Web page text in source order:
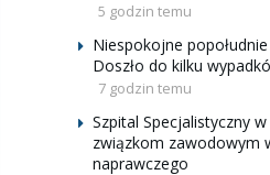
5 godzin temu
Niespokojne
Doszło do kilku
7 godzin temu
Szpital Specjalistyczny
związkom zawodowym
naprawczego